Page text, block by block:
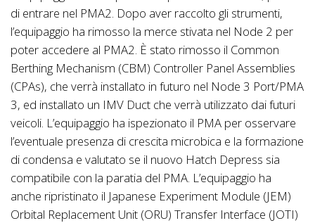
di entrare nel PMA2. Dopo aver raccolto gli strumenti,
l’equipaggio ha rimosso la merce stivata nel Node 2 per
poter accedere al PMA2. È stato rimosso il Common
Berthing Mechanism (CBM) Controller Panel Assemblies
(CPAs), che verrà installato in futuro nel Node 3 Port/PMA
3, ed installato un IMV Duct che verrà utilizzato dai futuri
veicoli. L’equipaggio ha ispezionato il PMA per osservare
l’eventuale presenza di crescita microbica e la formazione
di condensa e valutato se il nuovo Hatch Depress sia
compatibile con la paratia del PMA. L’equipaggio ha
anche ripristinato il Japanese Experiment Module (JEM)
Orbital Replacement Unit (ORU) Transfer Interface (JOTI)